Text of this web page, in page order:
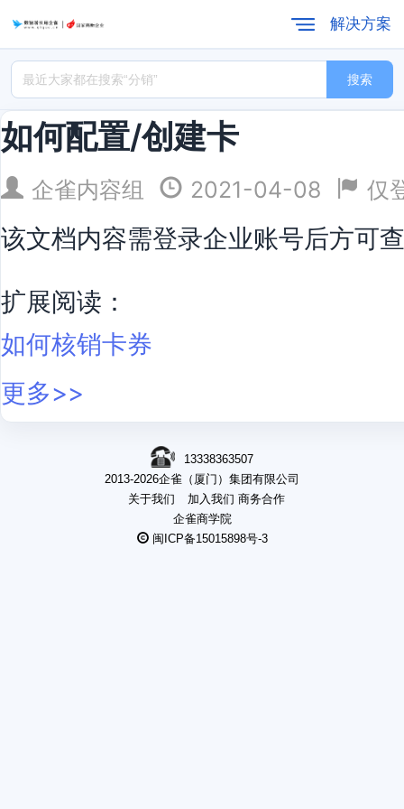
解决方案
搜索
如何配置/创建卡
企雀内容组 2021-04-08 仅
该文档内容需登录企业账号后方可
扩展阅读：
如何核销卡券
更多>>
13338363507
2013-2026企雀（厦门）集团有限公司
关于我们
加入我们 商务合作
企雀商学院
闽ICP备15015898号-3